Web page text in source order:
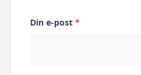
Din e-post *